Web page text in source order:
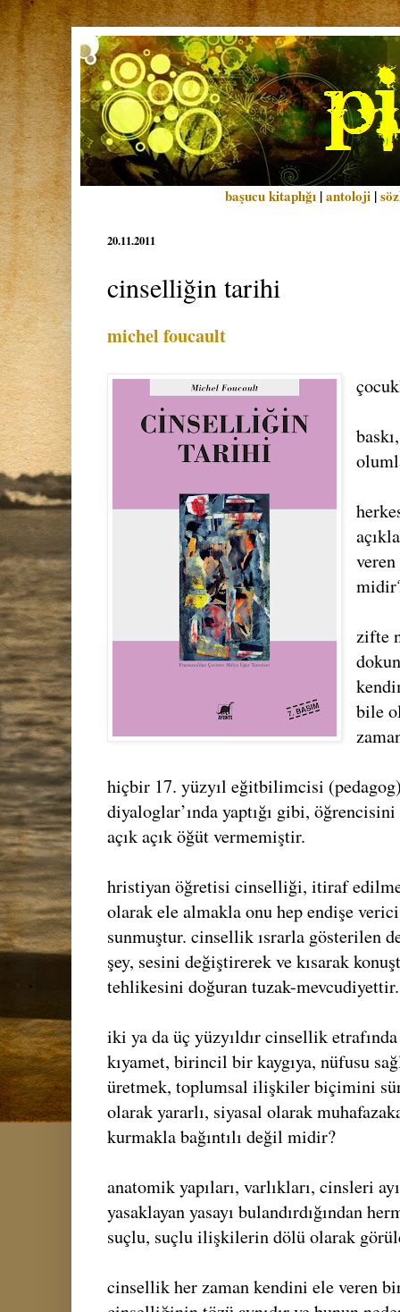
başucu kitaplığı |antoloji |
20.11.2011
cinselliğin tarihi
michel foucault
zifte
bile
hiçbir 17. yüzyıl eğitbilimcisi
diyaloglar’ında yaptığı gibi,
açık açık öğüt vermemiştir.
hristiyan öğretisi cinselliği, itiraf
olarak ele almakla onu hep endişe
sunmuştur. cinsellik ısrarla gösterilen
şey, sesini değiştirerek ve kısarak
tehlikesini doğuran tuzak-mevcudiyettir.
iki ya da üç yüzyıldır cinsellik etrafında
kıyamet, birincil bir kaygıya, nüfusu
üretmek, toplumsal ilişkiler biçimini
olarak yararlı, siyasal olarak
kurmakla bağıntılı değil midir?
anatomik yapıları, varlıkları, cinsleri
yasaklayan yasayı bulandırdığından
suçlu, suçlu ilişkilerin dölü olarak
cinsellik her zaman kendini ele veren